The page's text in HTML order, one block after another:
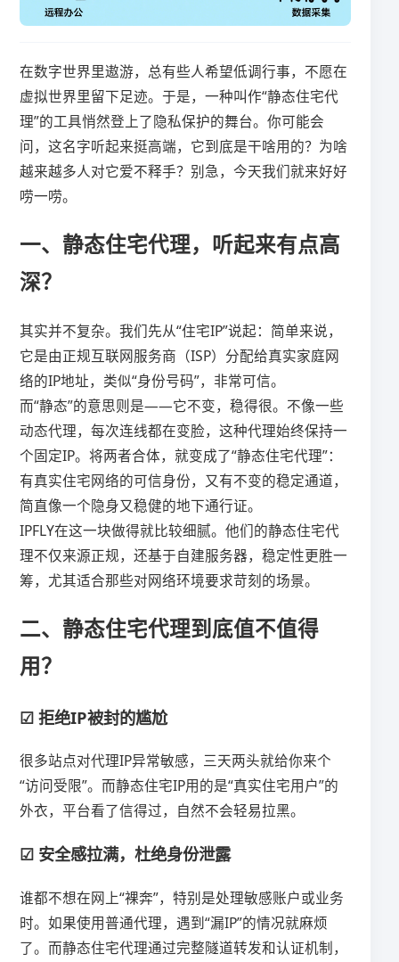
在数字世界里遨游，总有些人希望低调行事，不愿在
虚拟世界里留下足迹。于是，一种叫作“静态住宅代
理”的工具悄然登上了隐私保护的舞台。你可能会
问，这名字听起来挺高端，它到底是干啥用的？为啥
越来越多人对它爱不释手？别急，今天我们就来好好
唠一唠。
一、静态住宅代理，听起来有点高
深？
其实并不复杂。我们先从“住宅IP”说起：简单来说，
它是由正规互联网服务商（ISP）分配给真实家庭网
络的IP地址，类似“身份号码”，非常可信。
而“静态”的意思则是——它不变，稳得很。不像一些
动态代理，每次连线都在变脸，这种代理始终保持一
个固定IP。将两者合体，就变成了“静态住宅代理”：
有真实住宅网络的可信身份，又有不变的稳定通道，
简直像一个隐身又稳健的地下通行证。
IPFLY在这一块做得就比较细腻。他们的静态住宅代
理不仅来源正规，还基于自建服务器，稳定性更胜一
筹，尤其适合那些对网络环境要求苛刻的场景。
二、静态住宅代理到底值不值得
用？
☑ 拒绝IP被封的尴尬
很多站点对代理IP异常敏感，三天两头就给你来个
“访问受限”。而静态住宅IP用的是“真实住宅用户”的
外衣，平台看了信得过，自然不会轻易拉黑。
☑ 安全感拉满，杜绝身份泄露
谁都不想在网上“裸奔”，特别是处理敏感账户或业务
时。如果使用普通代理，遇到“漏IP”的情况就麻烦
了。而静态住宅代理通过完整隧道转发和认证机制，